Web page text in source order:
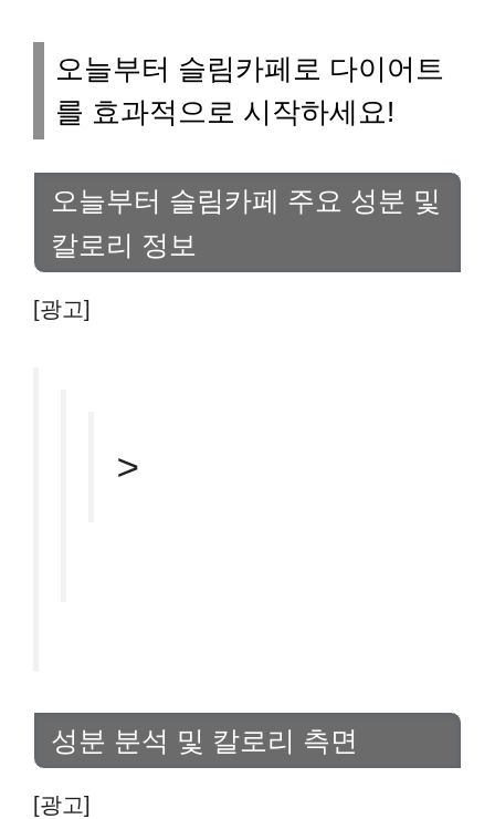
오늘부터 슬림카페로 다이어트
를 효과적으로 시작하세요!
오늘부터 슬림카페 주요 성분 및
칼로리 정보
[광고]
>
성분 분석 및 칼로리 측면
[광고]